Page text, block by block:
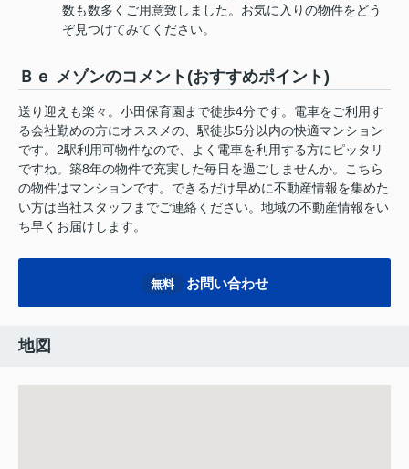
数も数多くご用意致しました。お気に入りの物件をどう
ぞ見つけてみてください。
Ｂｅ メゾンのコメント(おすすめポイント)
送り迎えも楽々。小田保育園まで徒歩4分です。電車をご利用す
る会社勤めの方にオススメの、駅徒歩5分以内の快適マンション
です。2駅利用可物件なので、よく電車を利用する方にピッタリ
ですね。築8年の物件で充実した毎日を過ごしませんか。こちら
の物件はマンションです。できるだけ早めに不動産情報を集めた
い方は当社スタッフまでご連絡ください。地域の不動産情報をい
ち早くお届けします。
無料 お問い合わせ
地図